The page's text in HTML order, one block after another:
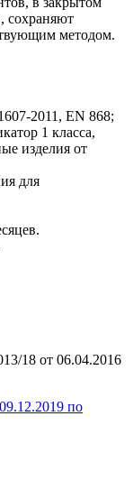
сохраняют
методом.
2011, EN 868;
1 класса,
изделия от
для
18 от 06.04.2016
по